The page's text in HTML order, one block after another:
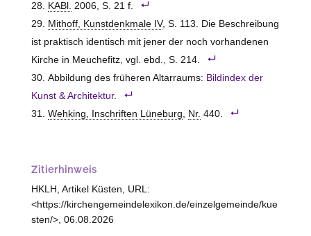
KABl. 2006, S. 21 f.
Mithoff, Kunstdenkmale IV, S. 113. Die Beschreibung
ist praktisch identisch mit jener der noch vorhandenen
Kirche in Meuchefitz, vgl. ebd., S. 214.
Abbildung des früheren Altarraums: Bildindex der
Kunst & Architektur.
Wehking, Inschriften Lüneburg, Nr. 440.
Zitierhinweis
HKLH, Artikel Küsten, URL:
<https://kirchengemeindelexikon.de/einzelgemeinde/kue
sten/>, 06.08.2026